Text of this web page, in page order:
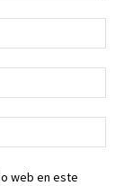
web en este